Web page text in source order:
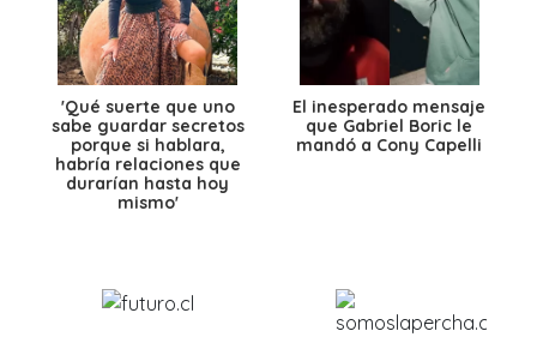
'Qué suerte que uno
sabe guardar secretos
porque si hablara,
habría relaciones que
durarían hasta hoy
mismo'
El inesperado mensaje
que Gabriel Boric le
mandó a Cony Capelli